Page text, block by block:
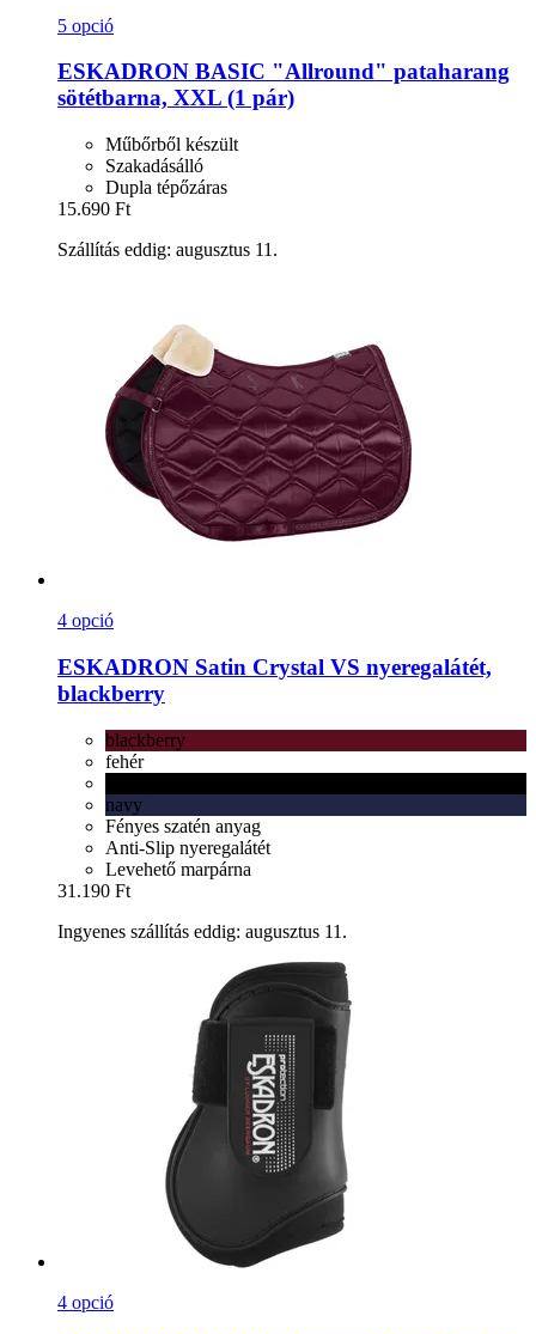
5 opció
ESKADRON BASIC "Allround" pataharang
sötétbarna, XXL (1 pár)
Műbőrből készült
Szakadásálló
Dupla tépőzáras
15.690 Ft
Szállítás eddig: augusztus 11.
4 opció
ESKADRON Satin Crystal VS nyeregalátét,
blackberry
blackberry
fehér
navy
Fényes szatén anyag
Anti-Slip nyeregalátét
Levehető marpárna
31.190 Ft
Ingyenes szállítás eddig: augusztus 11.
4 opció